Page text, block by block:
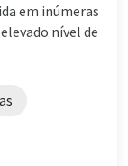
em inúmeras
nível de